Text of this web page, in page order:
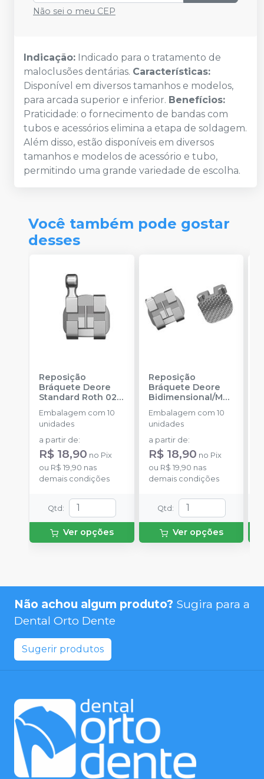
Não sei o meu CEP
Indicação: Indicado para o tratamento de
maloclusões dentárias. Características:
Disponível em diversos tamanhos e modelos,
para arcada superior e inferior. Benefícios:
Praticidade: o fornecimento de bandas com
tubos e acessórios elimina a etapa de soldagem.
Além disso, estão disponíveis em diversos
tamanhos e modelos de acessório e tubo,
permitindo uma grande variedade de escolha.
Você também pode gostar
desses
Reposição
Bráquete Deore
Standard Roth 022
INFINITY
ORTHODONTICS
Embalagem com 10
unidades
a partir de:
R$ 18,90 no Pix
ou R$ 19,90 nas
demais condições
Qtd :
Ver opções
Reposição
Bráquete Deore
Bidimensional/MB
T 018
ORTHODONTICS
Embalagem com 10
unidades
a partir de:
R$ 18,90 no Pix
ou R$ 19,90 nas
demais condições
Qtd :
Ver opções
Não achou algum produto? Sugira para a
Dental Orto Dente
Sugerir produtos